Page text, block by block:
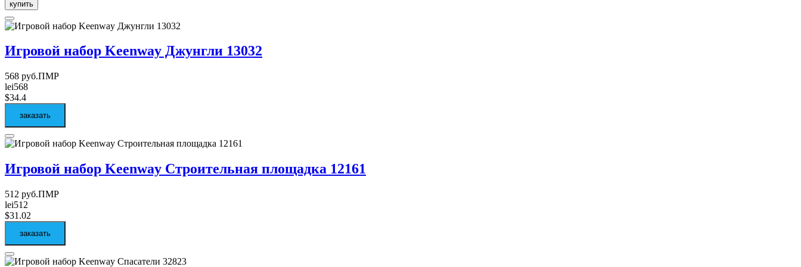
купить
Игровой набор Keenway Джунгли 13032
568 руб.ПМР
lei568
$34.4
заказать
Игровой набор Keenway Строительная площадка 12161
512 руб.ПМР
lei512
$31.02
заказать